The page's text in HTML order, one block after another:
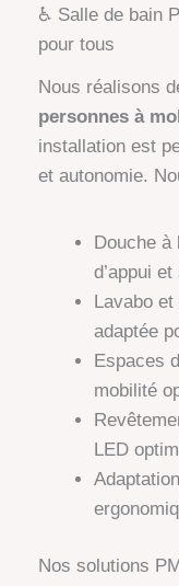
♿ Salle de bain
pour tous
Nous réalisons
personnes à
installation est
et autonomie.
Douche à
d’appui
Lavabo
adaptée
Espaces
mobilité
LED
Nos solutions